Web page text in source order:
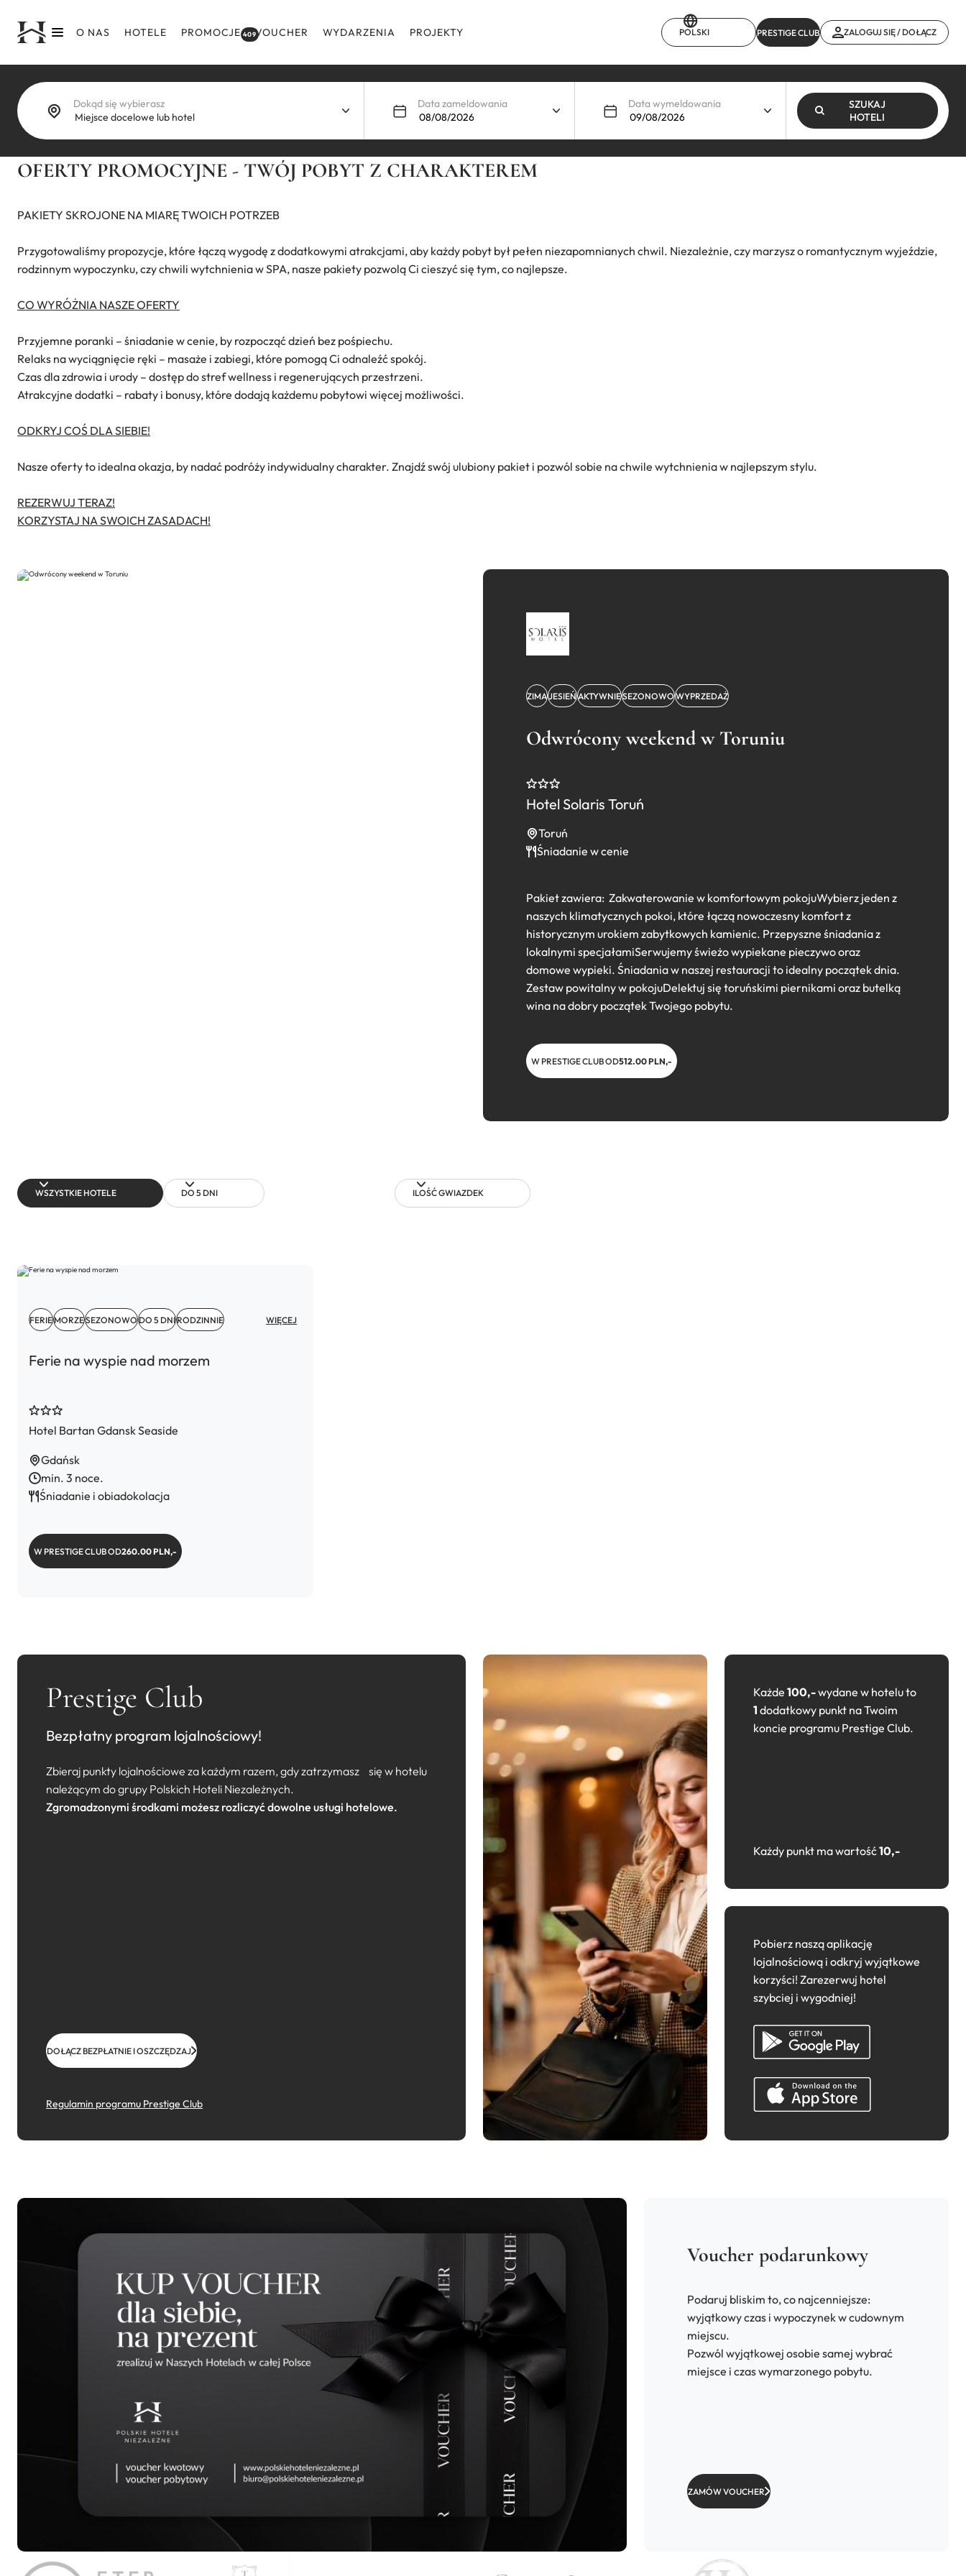
treści
O NAS HOTELE PROMOCJE 409VOUCHER WYDARZENIA PROJEKTY POLSKI PRESTIGE CLUB ZALOGUJ SIĘ / DOŁĄCZ
Dokąd się wybierasz Data zameldowania Data wymeldowania
SZUKAJ
HOTELI
OFERTY PROMOCYJNE - TWÓJ POBYT Z CHARAKTEREM
PAKIETY SKROJONE NA MIARĘ TWOICH POTRZEB
Przygotowaliśmy propozycje, które łączą wygodę z dodatkowymi atrakcjami, aby każdy pobyt był pełen niezapomnianych chwil. Niezależnie, czy marzysz o romantycznym wyjeździe,
rodzinnym wypoczynku, czy chwili wytchnienia w SPA, nasze pakiety pozwolą Ci cieszyć się tym, co najlepsze.
CO WYRÓŻNIA NASZE OFERTY
Przyjemne poranki – śniadanie w cenie, by rozpocząć dzień bez pośpiechu.
Relaks na wyciągnięcie ręki – masaże i zabiegi, które pomogą Ci odnaleźć spokój.
Czas dla zdrowia i urody – dostęp do stref wellness i regenerujących przestrzeni.
Atrakcyjne dodatki – rabaty i bonusy, które dodają każdemu pobytowi więcej możliwości.
ODKRYJ COŚ DLA SIEBIE!
Nasze oferty to idealna okazja, by nadać podróży indywidualny charakter. Znajdź swój ulubiony pakiet i pozwól sobie na chwile wytchnienia w najlepszym stylu.
REZERWUJ TERAZ!
KORZYSTAJ NA SWOICH ZASADACH!
Odwrócony weekend w Toruniu
ZIMAJESIEŃAKTYWNIESEZONOWOWYPRZEDAŻ
Hotel Solaris Toruń
Toruń
Śniadanie w cenie
Pakiet zawiera: Zakwaterowanie w komfortowym pokojuWybierz jeden z
naszych klimatycznych pokoi, które łączą nowoczesny komfort z
historycznym urokiem zabytkowych kamienic. Przepyszne śniadania z
lokalnymi specjałamiSerwujemy świeżo wypiekane pieczywo oraz
domowe wypieki. Śniadania w naszej restauracji to idealny początek dnia.
Zestaw powitalny w pokojuDelektuj się toruńskimi piernikami oraz butelką
wina na dobry początek Twojego pobytu.
W PRESTIGE CLUB OD512.00 PLN,-
WSZYSTKIE HOTELE DO 5 DNI ILOŚĆ GWIAZDEK
Ferie na wyspie nad morzem
FERIEMORZESEZONOWODO 5 DNIRODZINNIE WIĘCEJ
Hotel Bartan Gdansk Seaside
Gdańsk
min. 3 noce.
Śniadanie i obiadokolacja
W PRESTIGE CLUB OD260.00 PLN,-
Prestige Club
Bezpłatny program lojalnościowy!
Zbieraj punkty lojalnościowe za każdym razem, gdy zatrzymasz się w hotelu
należącym do grupy Polskich Hoteli Niezależnych.
Zgromadzonymi środkami możesz rozliczyć dowolne usługi hotelowe.
DOŁĄCZ BEZPŁATNIE I OSZCZĘDZAJ
Regulamin programu Prestige Club
Każde 100,-wydane w hotelu to
1 dodatkowy punkt na Twoim
koncie programu Prestige Club.
Każdy punkt ma wartość10,-
Pobierz naszą aplikację
lojalnościową i odkryj wyjątkowe
korzyści! Zarezerwuj hotel
szybciej i wygodniej!
Voucher podarunkowy
Podaruj bliskim to, co najcenniejsze:
wyjątkowy czas i wypoczynek w cudownym
miejscu.
Pozwól wyjątkowej osobie samej wybrać
miejsce i czas wymarzonego pobytu.
ZAMÓW VOUCHER